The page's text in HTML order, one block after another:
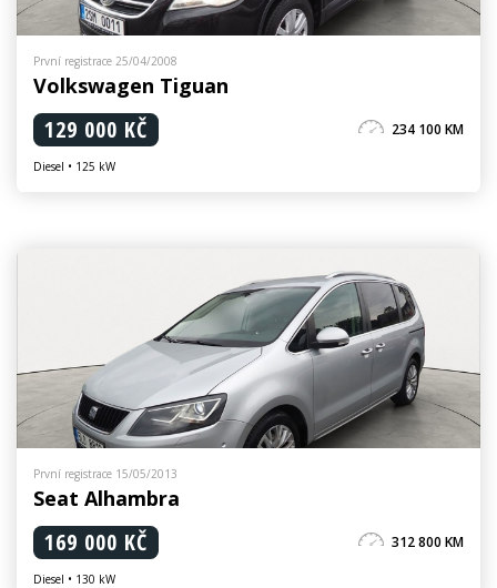
První registrace 25/04/2008
Volkswagen Tiguan
129 000 KČ 234 100 KM
Diesel • 125 kW
První registrace 15/05/2013
Seat Alhambra
169 000 KČ 312 800 KM
Diesel • 130 kW